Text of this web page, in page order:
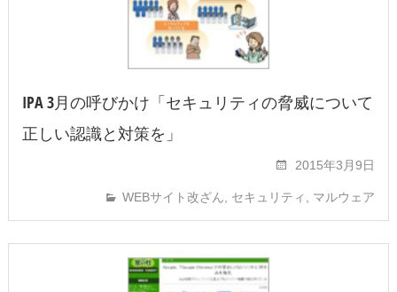
IPA 3月の呼びかけ「セキュリティの脅威について
正しい認識と対策を」
2015年3月9日
WEBサイト改ざん セキュリティ マルウェア